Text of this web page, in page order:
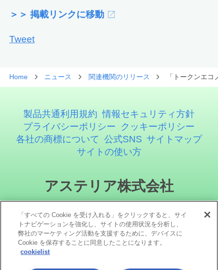
＞＞ 掲載リンクに移動
Tweet
Home ニュース 関連機関のリリース 「トークンエ
製品共通利用規約 情報セキュリティ方針
プライバシーポリシー
クッキーポリシー
各社の商標について 公式SNS サイトマップ
サイトの使い方
アステリア株式会社
「すべての Cookie を受け入れる」をクリックすると、サイ
トナビゲーションを強化し、サイトの使用状況を分析し、
弊社のマーケティング活動を支援するために、デバイスに
Cookie を保存することに同意したことになります。
cookielist